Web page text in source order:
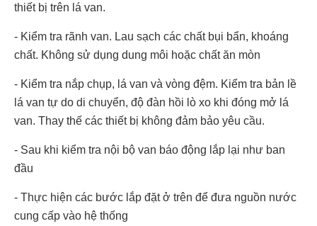
thiết bị trên lá van.
- Kiểm tra rãnh van. Lau sạch các chất bụi bẩn, khoáng
chất. Không sử dụng dung môi hoặc chất ăn mòn
- Kiểm tra nắp chụp, lá van và vòng đệm. Kiểm tra bản lề
lá van tự do di chuyển, độ đàn hồi lò xo khi đóng mở lá
van. Thay thế các thiết bị không đảm bảo yêu cầu.
- Sau khi kiểm tra nội bộ van báo động lắp lại như ban
đầu
- Thực hiện các bước lắp đặt ở trên để đưa nguồn nước
cung cấp vào hệ thống